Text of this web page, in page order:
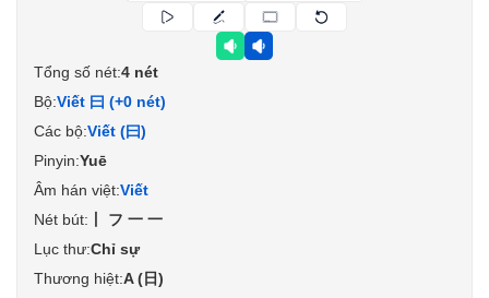
Tổng số nét:4 nét
Bộ:Viết 曰 (+0 nét)
Các bộ:Viết (曰)
Pinyin:Yuē
Âm hán việt:Viết
Nét bút: 丨フ一一
Lục thư:Chỉ sự
Thương hiệt:A (日)